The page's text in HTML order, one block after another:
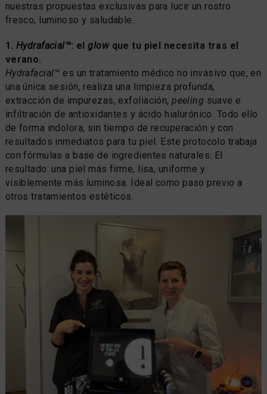
nuestras propuestas exclusivas para lucir un rostro
fresco, luminoso y saludable.
1. Hydrafacial™: elglowque tu piel necesita tras el
verano.
Hydrafacial™ es un tratamiento médico no invasivo que, en
una única sesión, realiza una limpieza profunda,
extracción de impurezas, exfoliación,peeling suave e
infiltración de antioxidantes y ácido hialurónico. Todo ello
de forma indolora, sin tiempo de recuperación y con
resultados inmediatos para tu piel. Este protocolo trabaja
con fórmulas a base de ingredientes naturales. El
resultado: una piel más firme, lisa, uniforme y
visiblemente más luminosa. Ideal como paso previo a
otros tratamientos estéticos.